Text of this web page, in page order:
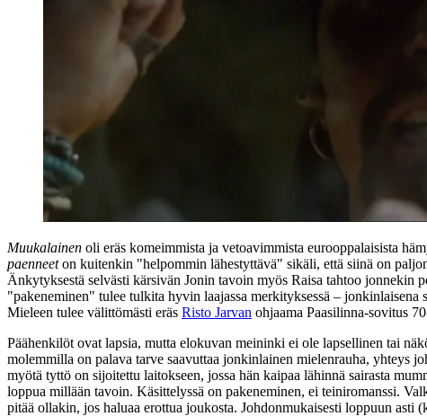
Muukalainen oli eräs komeimmista ja vetoavimmista eurooppalaisista
paenneeton kuitenkin "helpommin lähestyttävä" sikäli, että siinä on
Änkytyksestä selvästi kärsivän Jonin tavoin myös Raisa tahtoo jonnekin
"pakeneminen" tulee tulkita hyvin laajassa merkityksessä –
Mieleen tulee välittömästi eräs Risto Jarvan ohjaama Paasilinna-sovitus
Päähenkilöt ovat lapsia, mutta elokuvan meininki ei ole lapsellinen tai
molemmilla on palava tarve saavuttaa jonkinlainen mielenrauha, yhteys
myötä tyttö on sijoitettu laitokseen, jossa hän kaipaa lähinnä sairasta
loppua millään tavoin. Käsittelyssä on pakeneminen, ei teiniromanssi.
pitää ollakin, jos haluaa erottua joukosta. Johdonmukaisesti loppuun